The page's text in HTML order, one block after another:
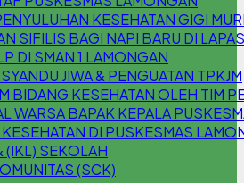
KESEHATAN GIGI
SIFILIS BAGI NAPI BARU DI LAPAS
DI SMAN 1 LAMONGAN
JIWA & PENGUATAN TPKJM
BIDANG KESEHATAN OLEH TIM
WARSA BAPAK KEPALA
DI PUSKESMAS
(IKL) SEKOLAH
(SCK)